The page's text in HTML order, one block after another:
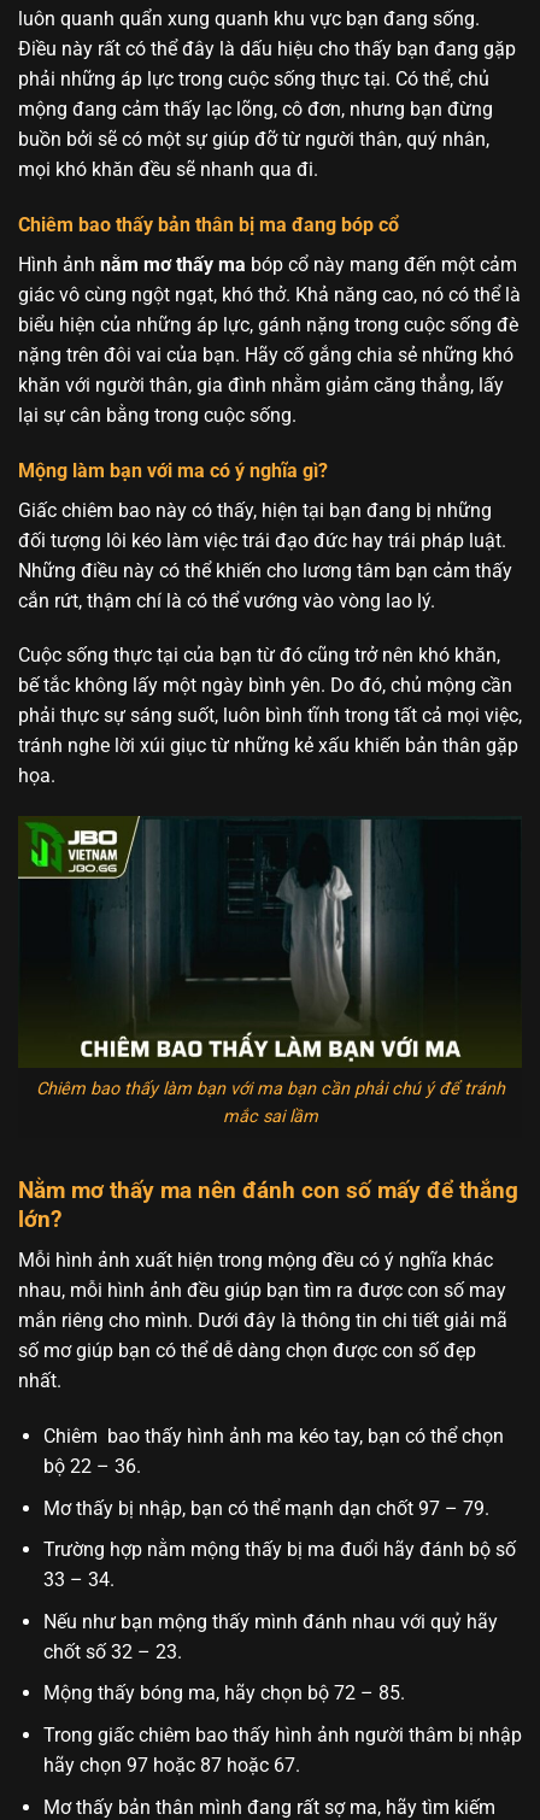
luôn quanh quẩn xung quanh khu vực bạn đang sống.
Điều này rất có thể đây là dấu hiệu cho thấy bạn đang gặp
phải những áp lực trong cuộc sống thực tại. Có thể, chủ
mộng đang cảm thấy lạc lõng, cô đơn, nhưng bạn đừng
buồn bởi sẽ có một sự giúp đỡ từ người thân, quý nhân,
mọi khó khăn đều sẽ nhanh qua đi.
Chiêm bao thấy bản thân bị ma đang bóp cổ
Hình ảnh nằm mơ thấy ma bóp cổ này mang đến một cảm
giác vô cùng ngột ngạt, khó thở. Khả năng cao, nó có thể là
biểu hiện của những áp lực, gánh nặng trong cuộc sống đè
nặng trên đôi vai của bạn. Hãy cố gắng chia sẻ những khó
khăn với người thân, gia đình nhằm giảm căng thẳng, lấy
lại sự cân bằng trong cuộc sống.
Mộng làm bạn với ma có ý nghĩa gì?
Giấc chiêm bao này có thấy, hiện tại bạn đang bị những
đối tượng lôi kéo làm việc trái đạo đức hay trái pháp luật.
Những điều này có thể khiến cho lương tâm bạn cảm thấy
cắn rứt, thậm chí là có thể vướng vào vòng lao lý.
Cuộc sống thực tại của bạn từ đó cũng trở nên khó khăn,
bế tắc không lấy một ngày bình yên. Do đó, chủ mộng cần
phải thực sự sáng suốt, luôn bình tĩnh trong tất cả mọi việc,
tránh nghe lời xúi giục từ những kẻ xấu khiến bản thân gặp
họa.
Chiêm bao thấy làm bạn với ma bạn cần phải chú ý để tránh
mắc sai lầm
Nằm mơ thấy ma nên đánh con số mấy để thắng
lớn?
Mỗi hình ảnh xuất hiện trong mộng đều có ý nghĩa khác
nhau, mỗi hình ảnh đều giúp bạn tìm ra được con số may
mắn riêng cho mình. Dưới đây là thông tin chi tiết giải mã
số mơ giúp bạn có thể dễ dàng chọn được con số đẹp
nhất.
Chiêm bao thấy hình ảnh ma kéo tay, bạn có thể chọn
bộ 22 – 36.
Mơ thấy bị nhập, bạn có thể mạnh dạn chốt 97 – 79.
Trường hợp nằm mộng thấy bị ma đuổi hãy đánh bộ số
33 – 34.
Nếu như bạn mộng thấy mình đánh nhau với quỷ hãy
chốt số 32 – 23.
Mộng thấy bóng ma, hãy chọn bộ 72 – 85.
Trong giấc chiêm bao thấy hình ảnh người thâm bị nhập
hãy chọn 97 hoặc 87 hoặc 67.
Mơ thấy bản thân mình đang rất sợ ma, hãy tìm kiếm